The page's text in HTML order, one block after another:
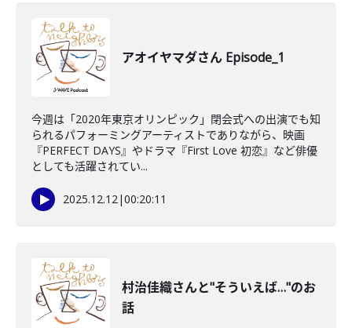
アオイヤマダさん Episode_1
今週は「2020年東京オリンピック」閉会式への出演でも知
られるパフォーミングアーティストでありながら、映画
『PERFECT DAYS』やドラマ『First Love 初恋』など俳優
としても活躍されてい...
2025.12.12|00:20:11
村治佳織さんと"そういえば…"のお
話